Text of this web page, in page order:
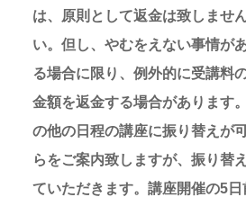
は、原則として返金は致しませ
い。但し、やむをえない事情が
る場合に限り、例外的に受講料
金額を返金する場合があります
の他の日程の講座に振り替えが
らをご案内致しますが、振り替
ていただきます。講座開催の5